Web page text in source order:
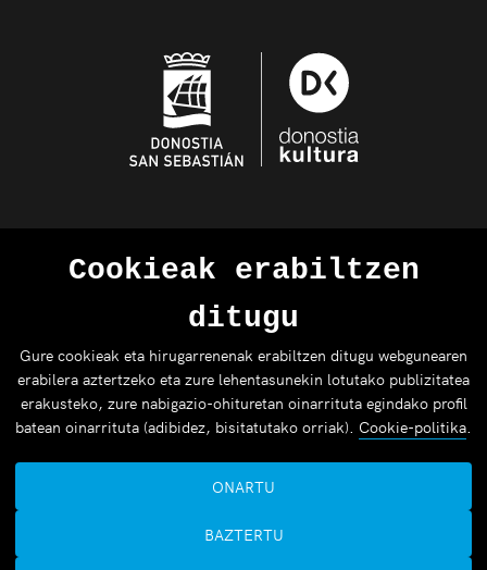
Cookieak erabiltzen
ditugu
Gure cookieak eta hirugarrenenak erabiltzen ditugu webgunearen
erabilera aztertzeko eta zure lehentasunekin lotutako publizitatea
erakusteko, zure nabigazio-ohituretan oinarrituta egindako profil
batean oinarrituta (adibidez, bisitatutako orriak). Cookie-politika.
BAZTERTU
ONARTU